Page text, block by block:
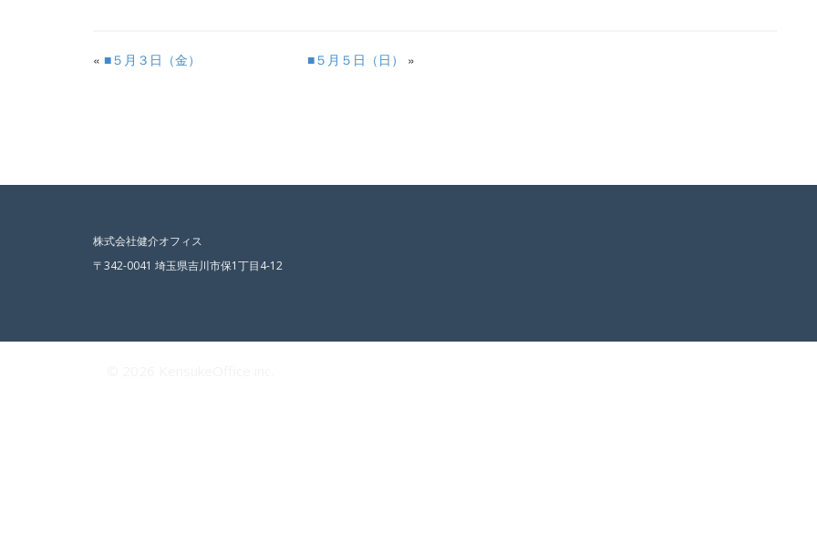
« ■５月３日（金） ■５月５日（日） »
株式会社健介オフィス
〒342-0041 埼玉県吉川市保1丁目4-12